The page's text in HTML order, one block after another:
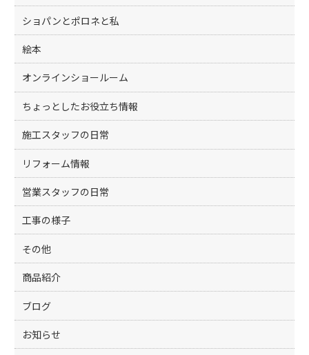
ショパンとポロネと私
絵本
オンラインショールーム
ちょっとしたお役立ち情報
施工スタッフの日常
リフォーム情報
営業スタッフの日常
工事の様子
その他
商品紹介
ブログ
お知らせ